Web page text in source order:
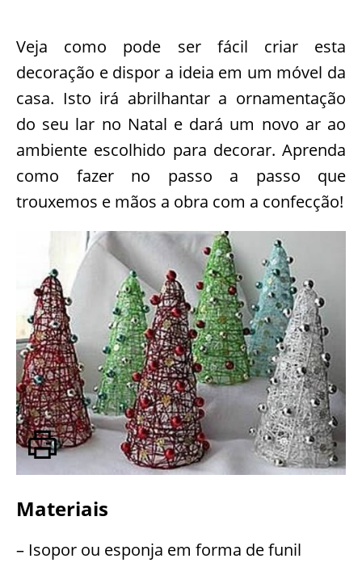
Veja como pode ser fácil criar esta
decoração e dispor a ideia em um móvel da
casa. Isto irá abrilhantar a ornamentação
do seu lar no Natal e dará um novo ar ao
ambiente escolhido para decorar. Aprenda
como fazer no passo a passo que
trouxemos e mãos a obra com a confecção!
Materiais
– Isopor ou esponja em forma de funil